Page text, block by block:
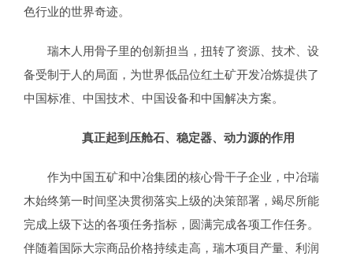
色行业的世界奇迹。
瑞木人用骨子里的创新担当，扭转了资源、技术、设
备受制于人的局面，为世界低品位红土矿开发冶炼提供了
中国标准、中国技术、中国设备和中国解决方案。
真正起到压舱石、稳定器、动力源的作用
作为中国五矿和中冶集团的核心骨干子企业，中冶瑞
木始终第一时间坚决贯彻落实上级的决策部署，竭尽所能
完成上级下达的各项任务指标，圆满完成各项工作任务。
伴随着国际大宗商品价格持续走高，瑞木项目产量、利润